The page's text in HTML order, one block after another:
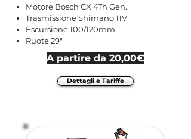
Motore Bosch CX 4Th Gen.
Trasmissione Shimano 11V
Escursione 100/120mm
Ruote 29"
A partire da 20,00€
Dettagli e Tariffe